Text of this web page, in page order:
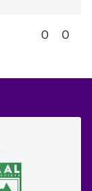
0 0